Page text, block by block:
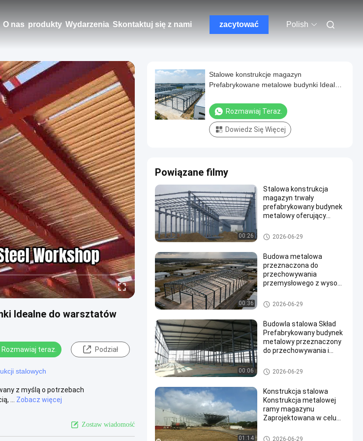
O nas produkty Wydarzenia Skontaktuj się z nami zacytować Polish
Idealne do warsztatów
Rozmawiaj teraz. Podział
stalowych
z myślą o potrzebach
...
Zobacz więcej
Zostaw wiadomość
Stalowe konstrukcje magazyn
Prefabrykowane metalowe budynki Idealne
przemysłowych i komercyjnych magazynów
Rozmawiaj Teraz.
Dowiedz Się Więcej
Powiązane filmy
00:26
Stalowa konstrukcja
magazyn trwały
prefabrykowany budynek
metalowy oferujący
ochronę
przechowywanych
magazyn konstrukcji stalowy
ch
2026-06-29
00:36
Budowa metalowa
przeznaczona do
przechowywania
przemysłowego z wysoką
żywotnością
magazyn konstrukcji stalowy
ch
2026-06-29
00:06
Budowla stalowa Skład
Prefabrykowany budynek
metalowy przeznaczony
do przechowywania i
różnych gałęziach
przemysłu
magazyn konstrukcji stalowy
ch
2026-06-29
01:14
Konstrukcja stalowa
Konstrukcja metalowej
ramy magazynu
Zaprojektowana w celu
pojemności
magazyn konstrukcji stalowy
2026-06-29